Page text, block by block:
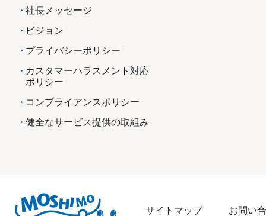
社長メッセージ
ビジョン
プライバシーポリシー
カスタマーハラスメント対応
ポリシー
コンプライアンスポリシー
健全なサービス提供の取組み
サイトマップ お問い